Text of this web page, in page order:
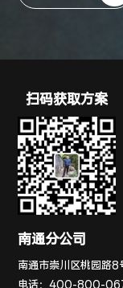
扫码获取方案
南通分公司
南通市崇川区桃园路
电话：400-800-